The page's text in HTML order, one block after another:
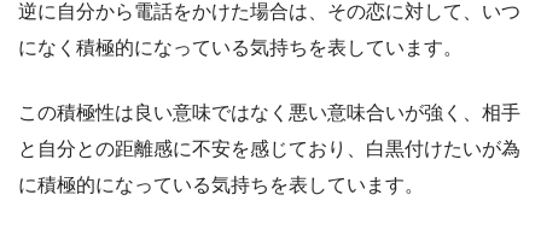
逆に自分から電話をかけた場合は、その恋に対して、いつ
になく積極的になっている気持ちを表しています。
この積極性は良い意味ではなく悪い意味合いが強く、相手
と自分との距離感に不安を感じており、白黒付けたいが為
に積極的になっている気持ちを表しています。